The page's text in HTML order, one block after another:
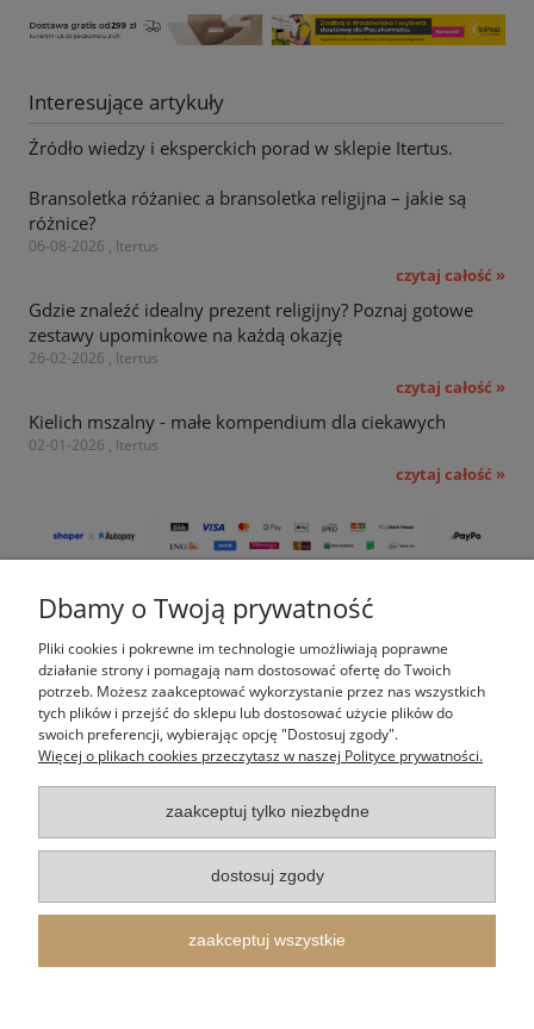
Interesujące artykuły
Źródło wiedzy i eksperckich porad w sklepie Itertus.
Bransoletka różaniec a bransoletka religijna – jakie są
różnice?
06-08-2026 , Itertus
czytaj całość »
Gdzie znaleźć idealny prezent religijny? Poznaj gotowe
zestawy upominkowe na każdą okazję
26-02-2026 , Itertus
czytaj całość »
Kielich mszalny - małe kompendium dla ciekawych
02-01-2026 , Itertus
czytaj całość »
Pomoc
Moje konto
Płatności i dostawa
Informacje
O nas
Indeks kategorii
Itertus Piotr Cieślik| Kalinowa 14, 43-340 Kozy, woj. śląskie | E-mail:
Dbamy o Twoją prywatność
Pliki cookies i pokrewne im technologie umożliwiają poprawne
działanie strony i pomagają nam dostosować ofertę do Twoich
potrzeb. Możesz zaakceptować wykorzystanie przez nas wszystkich
tych plików i przejść do sklepu lub dostosować użycie plików do
swoich preferencji, wybierając opcję "Dostosuj zgody".
Więcej o plikach cookies przeczytasz w naszej Polityce prywatności.
zaakceptuj tylko niezbędne
dostosuj zgody
zaakceptuj wszystkie